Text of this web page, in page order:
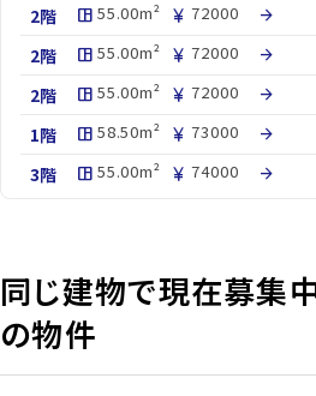
2階
space_dashboard 55.00m² currency_yen 72000
arrow_forward
2階
space_dashboard 55.00m² currency_yen 72000
arrow_forward
2階
space_dashboard 55.00m² currency_yen 72000
arrow_forward
1階
space_dashboard 58.50m² currency_yen 73000
arrow_forward
3階
space_dashboard 55.00m² currency_yen 74000 arrow_forward
同じ建物で現在募集
の物件